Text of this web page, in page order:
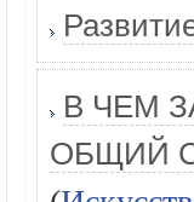
В ЧЕМ
ОБЩИЙ